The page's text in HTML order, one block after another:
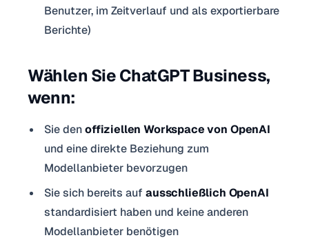
Benutzer, im Zeitverlauf und als exportierbare
Berichte)
Wählen Sie ChatGPT Business,
wenn:
Sie denoffiziellen Workspace von OpenAI
und eine direkte Beziehung zum
Modellanbieter bevorzugen
Sie sich bereits auf ausschließlich OpenAI
standardisiert haben und keine anderen
Modellanbieter benötigen